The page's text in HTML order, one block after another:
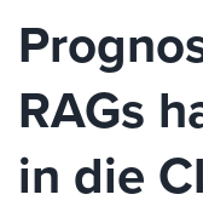
RAGs
in die